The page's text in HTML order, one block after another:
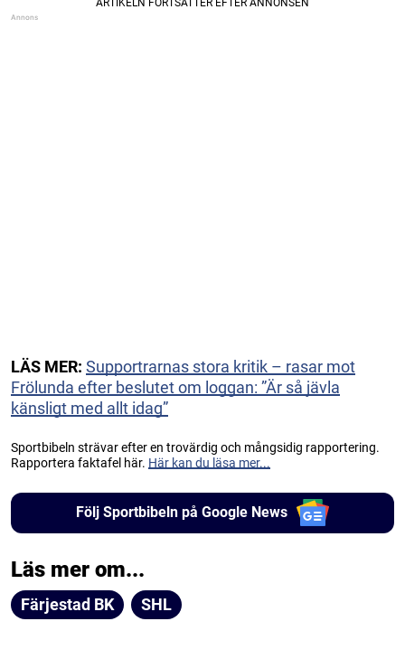
LÄS MER: Supportrarnas stora kritik – rasar mot
Frölunda efter beslutet om loggan: ”Är så jävla
känsligt med allt idag”
Sportbibeln strävar efter en trovärdig och mångsidig rapportering.
Rapportera faktafel här. Här kan du läsa mer...
Följ Sportbibeln på Google News
Läs mer om...
Färjestad BK SHL